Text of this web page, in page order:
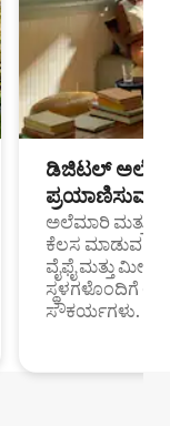
ಡಿಜಿಟಲ್
ಪ್ರಯಾಣಿಸುವ
ಅಲೆಮಾರಿ ಮತ್ತು
ಕೆಲಸ ಮಾಡುವ
ವೈಫೈ ಮತ್ತು
ಸ್ಥಳಗಳೊಂದಿಗೆ
ಸೌಕರ್ಯಗಳು.